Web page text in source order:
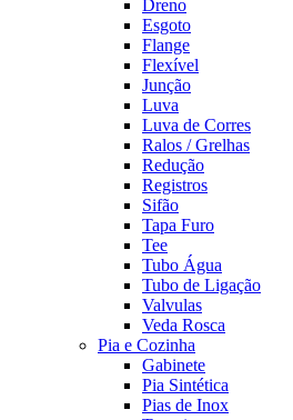
Dreno
Esgoto
Flange
Flexível
Junção
Luva
Luva de Corres
Ralos / Grelhas
Redução
Registros
Sifão
Tapa Furo
Tee
Tubo Água
Tubo de Ligação
Valvulas
Veda Rosca
Pia e Cozinha
Gabinete
Pia Sintética
Pias de Inox